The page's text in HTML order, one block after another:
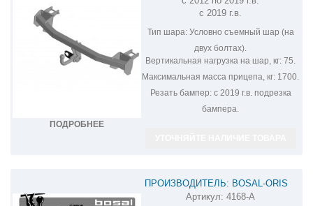
ПОДРОБНЕЕ
G-M007
с 2019 г.в.
Тип шара:Условно съемный шар (на
двух болтах).
Вертикальная нагрузка на шар, кг: 75.
Максимальная масса прицепа, кг: 1700.
Резать бампер:с 2019 г.в. подрезка
бампера.
ПРОИЗВОДИТЕЛЬ: BOSAL-ORIS
ФАРКОП НА MITSUBISHI OUTLANDER
Артикул: 4168-A